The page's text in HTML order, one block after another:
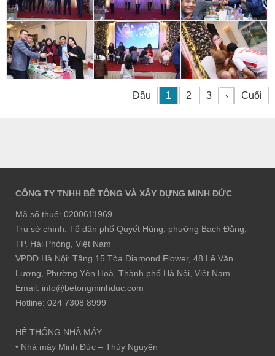
Đầu 1 2 3 › Cuối
CÔNG TY TNHH BÊ TÔNG VÀ XÂY DỰNG MINH ĐỨC
Mã số thuế: 0200611969
Trụ sở chính: Tổ dân phố Quyết Hùng, phường Bạch Đằng,
TP. Hải Phòng, Việt Nam
VPDD Hà Nội: Tầng 15 Tòa Diamond Flower, 48 Lê Văn
Lương, Phường Yên Hoà, Thành phố Hà Nội, Việt Nam.
Email: info@betongminhduc.com
Hotline: 024 7308 8999
HỆ THỐNG NHÀ MÁY:
• Nhà máy Minh Đức – Thủy Nguyên